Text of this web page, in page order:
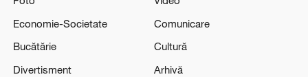
Economie-Societate
Comunicare
Bucătărie
Cultură
Divertisment
Arhivă